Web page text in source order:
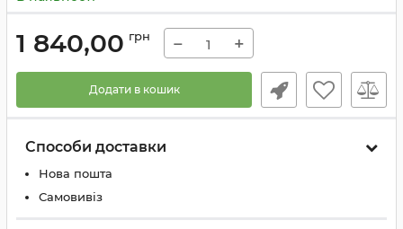
1 840,00 грн − +
Додати в кошик
Способи доставки
Нова пошта
Самовивіз